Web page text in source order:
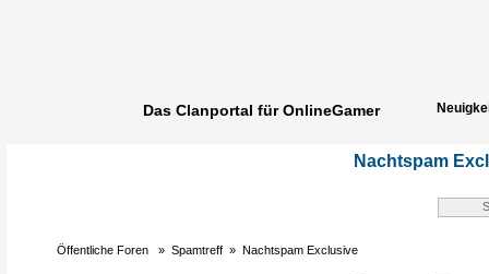
Das Clanportal für OnlineGamer
Nachtspam
Öffentliche Foren »Spamtreff »Nachtspam Exclusive